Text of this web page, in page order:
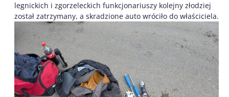
legnickich i zgorzeleckich funkcjonariuszy kolejny złodziej
został zatrzymany, a skradzione auto wróciło do właściciela.